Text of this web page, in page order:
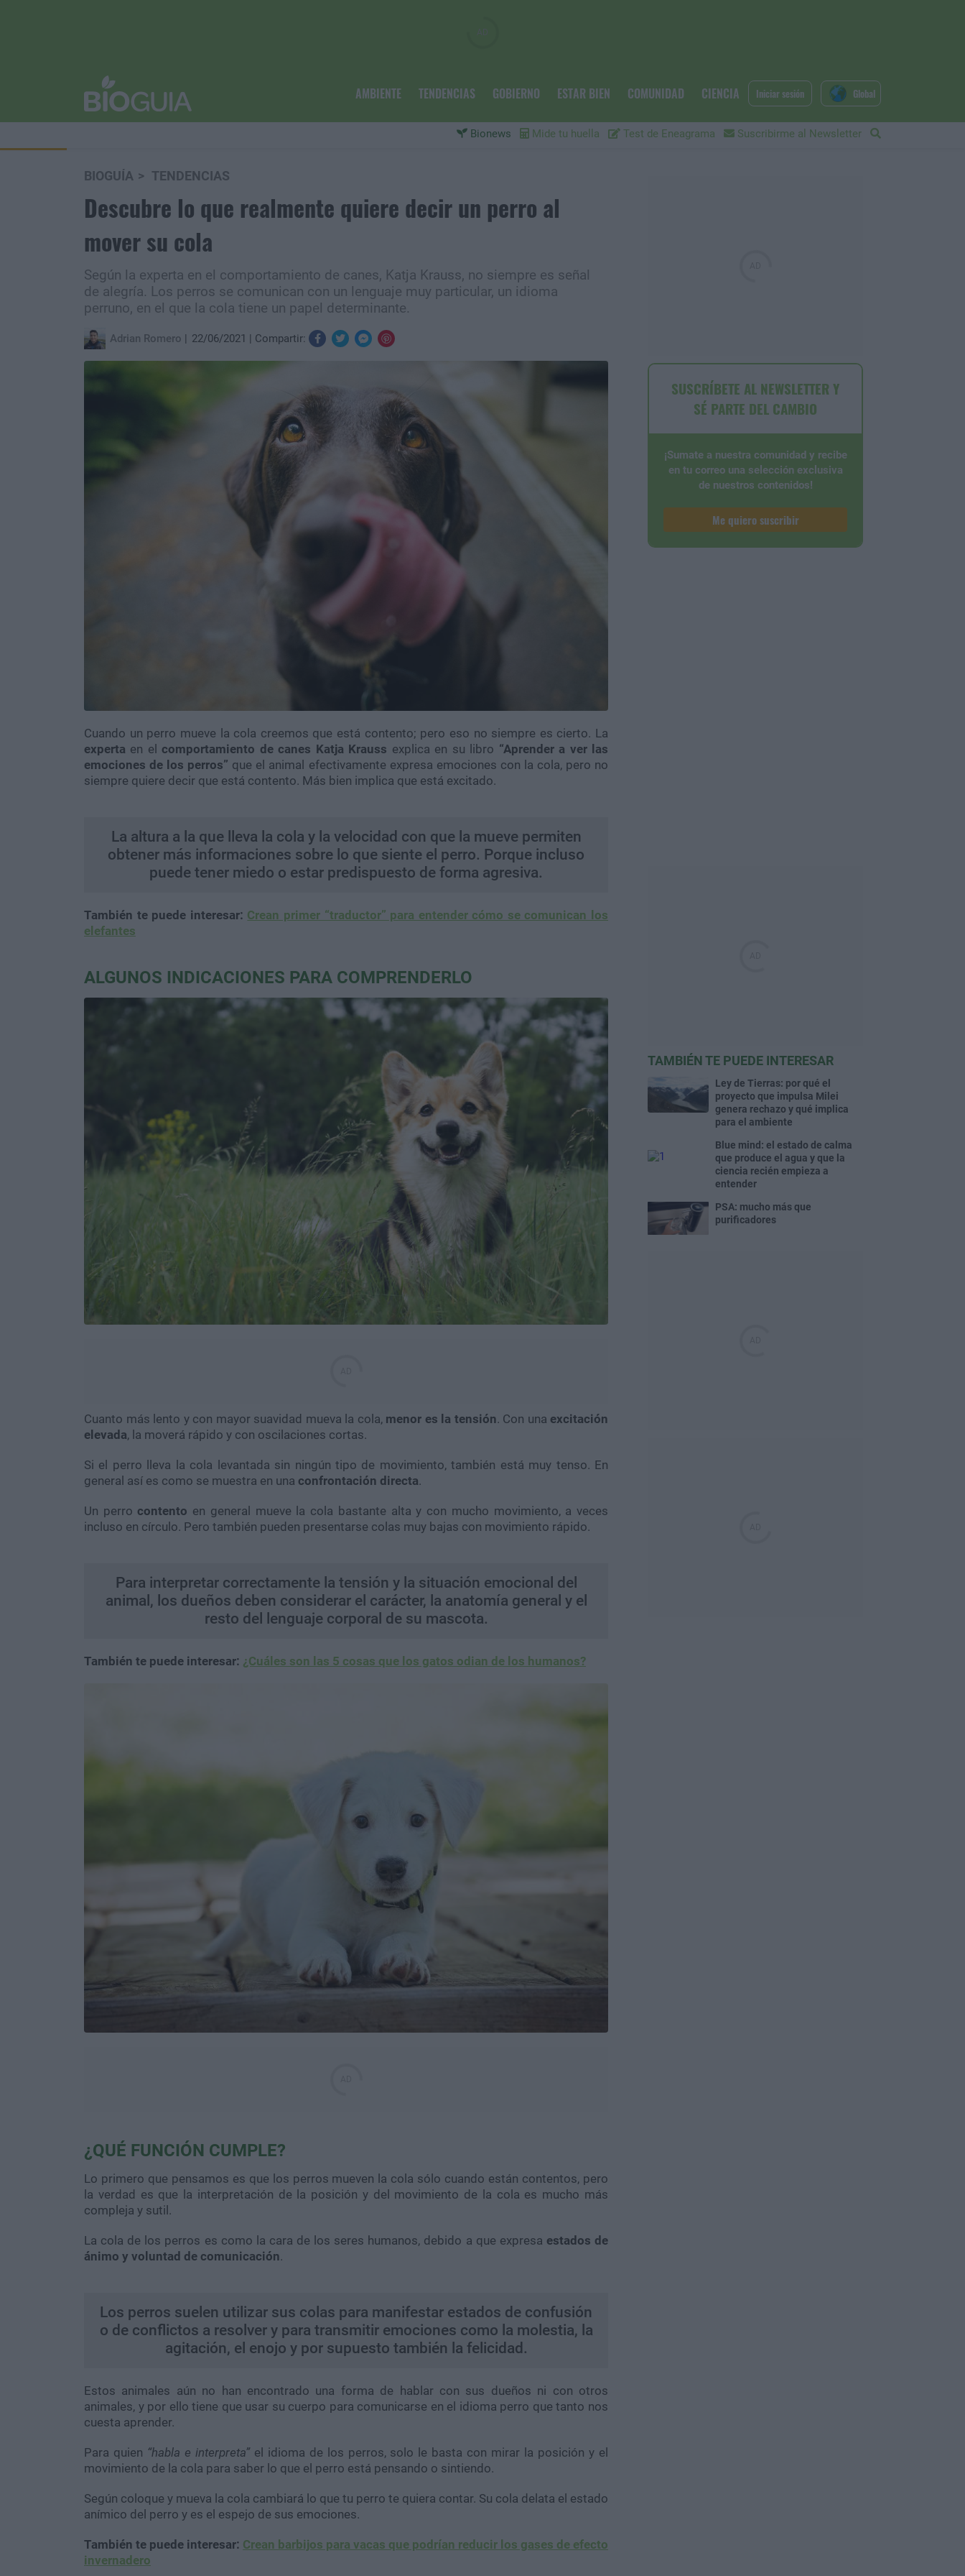
AMBIENTE TENDENCIAS GOBIERNO ESTAR BIEN COMUNIDAD CIENCIA
Bionews Mide tu huella Test de Eneagrama Suscribirme al Newsletter
Iniciar sesión Global
BIOGUÍA TENDENCIAS
Descubre lo que realmente quiere decir un perro al
mover su cola
Según la experta en el comportamiento de canes, Katja Krauss, no siempre es señal
de alegría. Los perros se comunican con un lenguaje muy particular, un idioma
perruno, en el que la cola tiene un papel determinante.
Adrian Romero 22/06/2021 Compartir:
Cuando un perro mueve la cola creemos que está contento; pero eso no siempre es cierto. La
experta en el comportamiento de canes Katja Krauss explica en su libro “Aprender a ver las
emociones de los perros” que el animal efectivamente expresa emociones con la cola, pero no
siempre quiere decir que está contento. Más bien implica que está excitado.
La altura a la que lleva la cola y la velocidad con que la mueve permiten
obtener más informaciones sobre lo que siente el perro. Porque incluso
puede tener miedo o estar predispuesto de forma agresiva.
También te puede interesar: Crean primer “traductor” para entender cómo se comunican los
elefantes
ALGUNOS INDICACIONES PARA COMPRENDERLO
Cuanto más lento y con mayor suavidad mueva la cola, menor es la tensión. Con una excitación
elevada, la moverá rápido y con oscilaciones cortas.
Si el perro lleva la cola levantada sin ningún tipo de movimiento, también está muy tenso. En
general así es como se muestra en una confrontación directa.
Un perro contento en general mueve la cola bastante alta y con mucho movimiento, a veces
incluso en círculo. Pero también pueden presentarse colas muy bajas con movimiento rápido.
Para interpretar correctamente la tensión y la situación emocional del
animal, los dueños deben considerar el carácter, la anatomía general y el
resto del lenguaje corporal de su mascota.
También te puede interesar: ¿Cuáles son las 5 cosas que los gatos odian de los humanos?
¿QUÉ FUNCIÓN CUMPLE?
Lo primero que pensamos es que los perros mueven la cola sólo cuando están contentos, pero
la verdad es que la interpretación de la posición y del movimiento de la cola es mucho más
compleja y sutil.
La cola de los perros es como la cara de los seres humanos, debido a que expresa estados de
ánimo y voluntad de comunicación.
Los perros suelen utilizar sus colas para manifestar estados de confusión
o de conflictos a resolver y para transmitir emociones como la molestia, la
agitación, el enojo y por supuesto también la felicidad.
Estos animales aún no han encontrado una forma de hablar con sus dueños ni con otros
animales, y por ello tiene que usar su cuerpo para comunicarse en el idioma perro que tanto nos
cuesta aprender.
Para quien “habla e interpreta”el idioma de los perros, solo le basta con mirar la posición y el
movimiento de la cola para saber lo que el perro está pensando o sintiendo.
Según coloque y mueva la cola cambiará lo que tu perro te quiera contar. Su cola delata el estado
anímico del perro y es el espejo de sus emociones.
También te puede interesar: Crean barbijos para vacas que podrían reducir los gases de efecto
invernadero
SUSCRÍBETE AL NEWSLETTER Y
SÉ PARTE DEL CAMBIO
¡Sumate a nuestra comunidad y recibe
en tu correo una selección exclusiva
de nuestros contenidos!
Me quiero suscribir
TAMBIÉN TE PUEDE INTERESAR
Ley de Tierras: por qué el
proyecto que impulsa Milei
genera rechazo y qué implica
para el ambiente
Blue mind: el estado de calma
que produce el agua y que la
ciencia recién empieza a
entender
PSA: mucho más que
purificadores